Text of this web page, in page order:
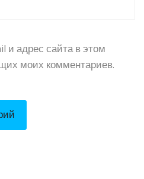
и адрес сайта в этом
моих комментариев.